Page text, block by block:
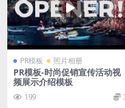
PR模板 照片相册
PR模板-时尚促销宣传活动视
频展示介绍模板
199